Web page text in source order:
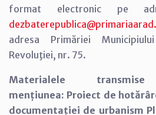
format electronic pe
adresa Primăriei
Revoluţiei, nr. 75.
Materialele
mențiunea: Proiect de
documentației de urbanism